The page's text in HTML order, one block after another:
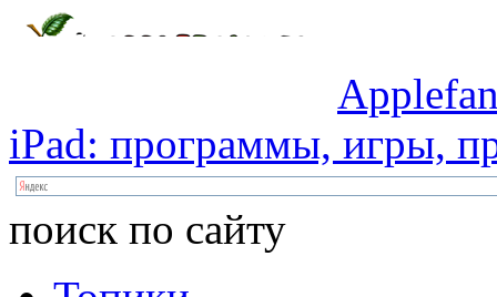
iPad: программы, игры,
поиск по сайту